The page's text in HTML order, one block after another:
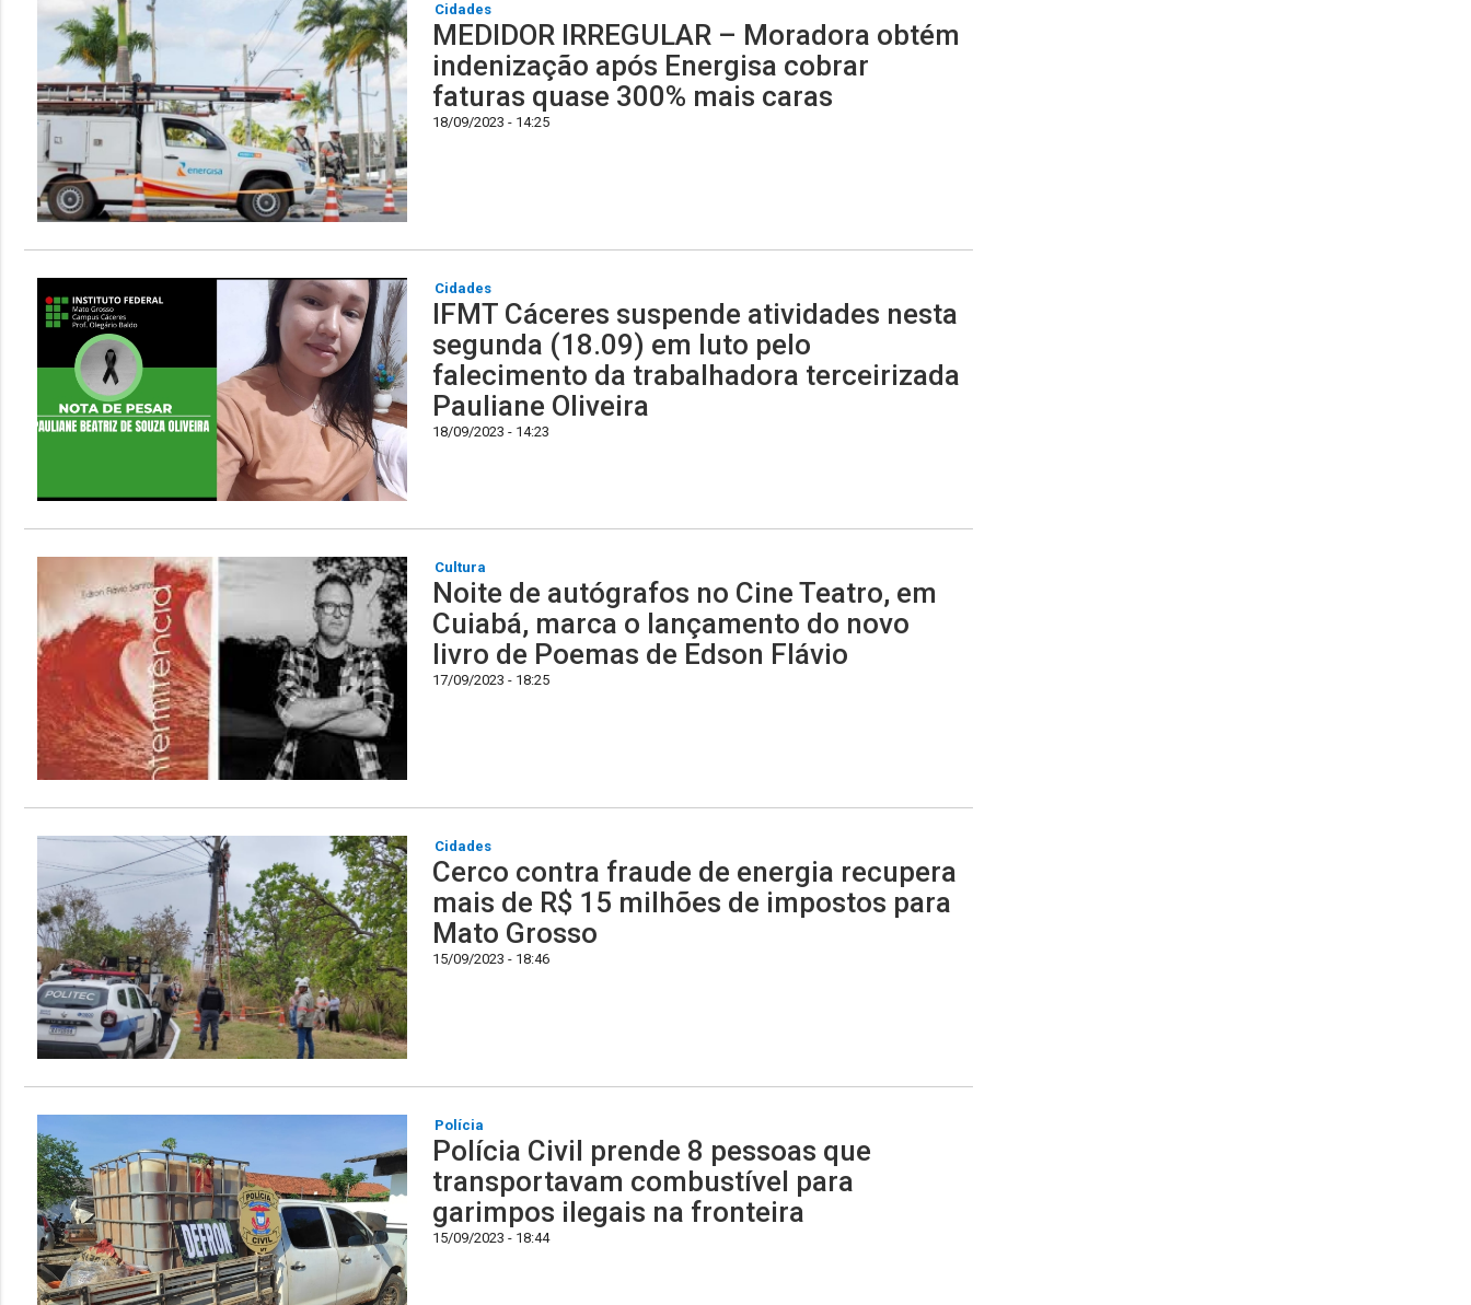
Cidades
MEDIDOR IRREGULAR – Moradora obtém
indenização após Energisa cobrar
faturas quase 300% mais caras
18/09/2023 - 14:25
Cidades
IFMT Cáceres suspende atividades nesta
segunda (18.09) em luto pelo
falecimento da trabalhadora terceirizada
Pauliane Oliveira
18/09/2023 - 14:23
Cultura
Noite de autógrafos no Cine Teatro, em
Cuiabá, marca o lançamento do novo
livro de Poemas de Edson Flávio
17/09/2023 - 18:25
Cidades
Cerco contra fraude de energia recupera
mais de R$ 15 milhões de impostos para
Mato Grosso
15/09/2023 - 18:46
Polícia
Polícia Civil prende 8 pessoas que
transportavam combustível para
garimpos ilegais na fronteira
15/09/2023 - 18:44